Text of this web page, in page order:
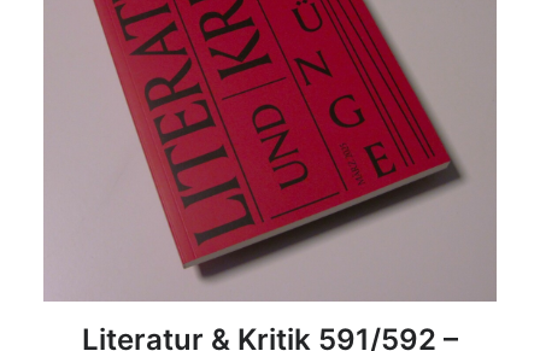
DETAILS
Literatur & Kritik 591/592 –